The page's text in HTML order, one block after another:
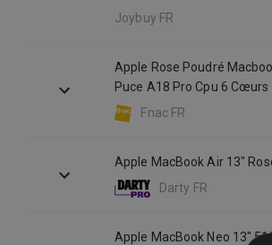
5 Cœurs, Touch Id, Rose
Joybuy FR
Apple Rose Poudré
Puce A18 Pro Cpu 6
Fnac FR
Apple MacBook Air 13"
Darty FR
Apple MacBook Neo 13"